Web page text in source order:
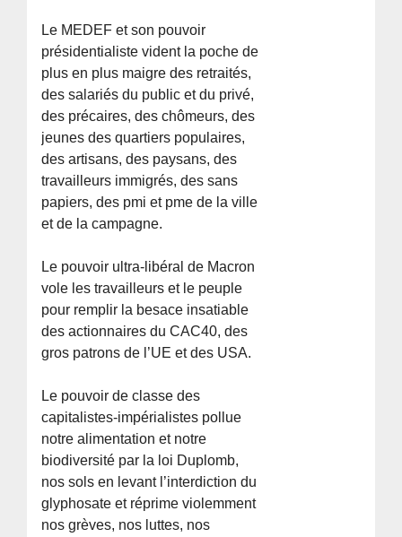
Le MEDEF et son pouvoir
présidentialiste vident la poche de
plus en plus maigre des retraités,
des salariés du public et du privé,
des précaires, des chômeurs, des
jeunes des quartiers populaires,
des artisans, des paysans, des
travailleurs immigrés, des sans
papiers, des pmi et pme de la ville
et de la campagne.
Le pouvoir ultra-libéral de Macron
vole les travailleurs et le peuple
pour remplir la besace insatiable
des actionnaires du CAC40, des
gros patrons de l’UE et des USA.
Le pouvoir de classe des
capitalistes-impérialistes pollue
notre alimentation et notre
biodiversité par la loi Duplomb,
nos sols en levant l’interdiction du
glyphosate et réprime violemment
nos grèves, nos luttes, nos